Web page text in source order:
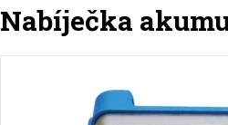
Nabíječka